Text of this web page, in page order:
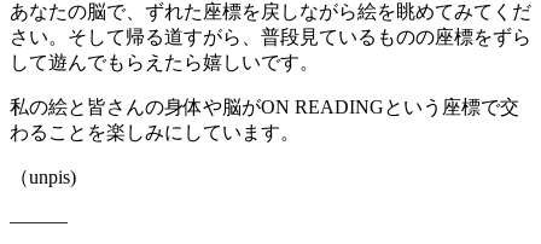
あなたの脳で、ずれた座標を戻しながら絵を眺めてみてくだ
さい。そして帰る道すがら、普段見ているものの座標をずら
して遊んでもらえたら嬉しいです。
私の絵と皆さんの身体や脳がON READINGという座標で交
わることを楽しみにしています。
（unpis)
―――